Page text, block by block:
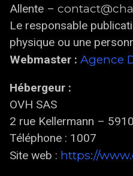
Allente –
Le responsable
physique ou une
Webmaster : Agence
Hébergeur :
OVH SAS
2 rue Kellermann –
Téléphone : 1007
Site web : https://